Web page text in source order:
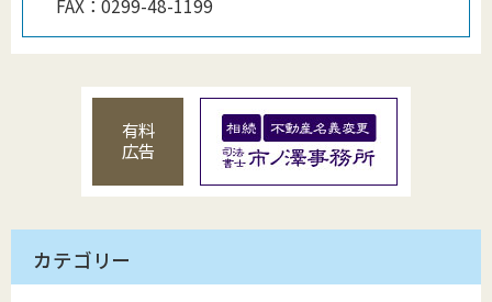
FAX： 0299-48-1199
有料
広告
カテゴリー